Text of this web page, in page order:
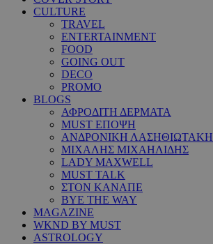
CULTURE
TRAVEL
ENTERTAINMENT
FOOD
GOING OUT
DECO
PROMO
BLOGS
ΑΦΡΟΔΙΤΗ ΔΕΡΜΑΤΑ
MUST ΕΠΟΨΗ
ΑΝΔΡΟΝΙΚΗ ΛΑΣΗΘΙΩΤΑΚΗ
ΜΙΧΑΛΗΣ ΜΙΧΑΗΛΙΔΗΣ
LADY MAXWELL
MUST TALK
ΣΤΟΝ ΚΑΝΑΠΕ
BYE THE WAY
MAGAZINE
WKND BY MUST
ASTROLOGY